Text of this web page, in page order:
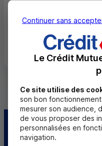
Centre d'aide
Continuer sans
Le Crédit
Ce site utilise des
son bon
mesurer son audience,
de vous proposer des
personnalisées en
navigation.